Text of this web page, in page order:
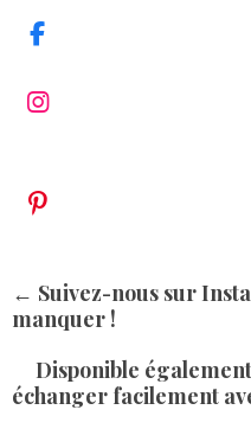
t
s
p
p
F
c
e
o
k
I
t
a
a
m
P
t
e
e
s
t
← Suivez-nous sur
manquer !
Disponible
échanger facilement